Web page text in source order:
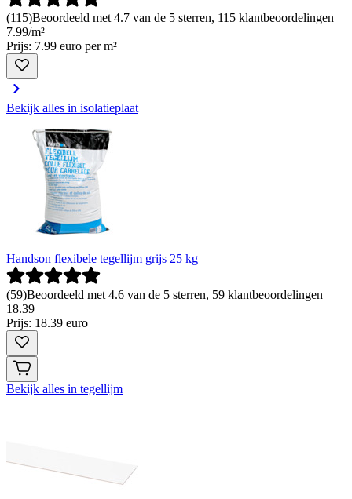
(115)Beoordeeld met 4.7 van de 5 sterren, 115 klantbeoordelingen
7.99/m²
Prijs: 7.99 euro per m²
Bekijk alles in isolatieplaat
Handson flexibele tegellijm grijs 25 kg
(59)Beoordeeld met 4.6 van de 5 sterren, 59 klantbeoordelingen
18.39
Prijs: 18.39 euro
Bekijk alles in tegellijm